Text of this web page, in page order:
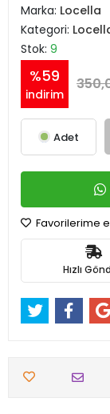
Marka: Locella
Kategori:
Stok: 9
%59
indirim
Adet
Favorilerime
Hızlı